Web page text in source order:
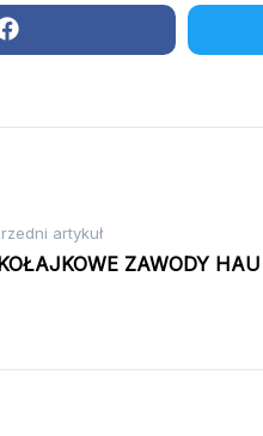
artykuł
ZAWODY